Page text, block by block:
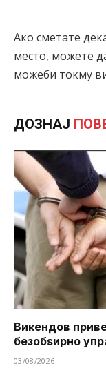
Ако сметате
место, можете
можеби токму
ДОЗНАЈ
Викендов
безобѕирно
03/08/2026